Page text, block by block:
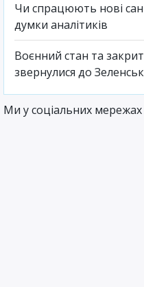
Чи спрацюють нові
думки аналітиків
Воєнний стан та
звернулися до
Ми у соціальних мережах